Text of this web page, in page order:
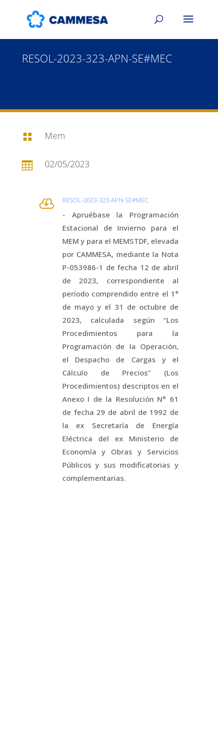
RESOL-2023-323-APN-SE#MEC
 Mem
 02/05/2023
 RESOL-2023-323-APN-SE#MEC
- Apruébase la Programación
Estacional de Invierno para el
MEM y para el MEMSTDF, elevada
por CAMMESA, mediante la Nota
P-053986-1 de fecha 12 de abril
de 2023, correspondiente al
período comprendido entre el 1°
de mayo y el 31 de octubre de
2023, calculada según “Los
Procedimientos para la
Programación de la Operación,
el Despacho de Cargas y el
Cálculo de Precios” (Los
Procedimientos) descriptos en el
Anexo I de la Resolución N° 61
de fecha 29 de abril de 1992 de
la ex Secretaría de Energía
Eléctrica del ex Ministerio de
Economía y Obras y Servicios
Públicos y sus modificatorias y
complementarias.